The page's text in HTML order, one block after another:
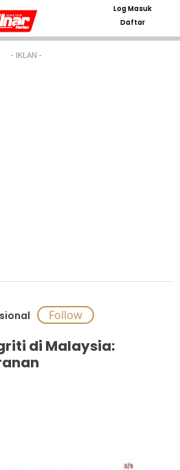
Log Masuk
Daftar
- IKLAN -
di Malaysia: